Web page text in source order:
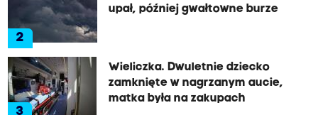
2
upał, później gwałtowne burze
3
Wieliczka. Dwuletnie dziecko
zamknięte w nagrzanym aucie,
matka była na zakupach